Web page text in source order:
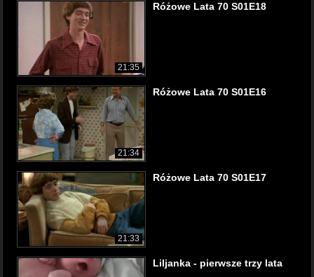
21:35
Różowe Lata 70 S01E18
21:34
Różowe Lata 70 S01E16
21:33
Różowe Lata 70 S01E17
Liljanka - pierwsze trzy lata